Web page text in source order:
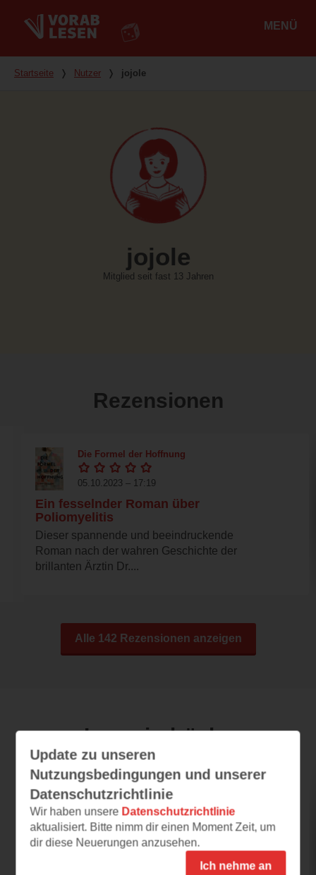
MENÜ
Du bist hier
Startseite ❭ Nutzer ❭ jojole
jojole
Mitglied seit fast 13 Jahren
Rezensionen
Die Formel der Hoffnung
05.10.2023 – 17:19
Ein fesselnder Roman über
Poliomyelitis
Dieser spannende und beeindruckende
Roman nach der wahren Geschichte der
brillanten Ärztin Dr....
Alle 142 Rezensionen anzeigen
Leseeindrücke
15 Entscheidungen, die dein Leben
verlängern
27.07.2026 – 16:49
Sehr interessante Tipps und
Update zu unseren
Nutzungsbedingungen und unserer
Datenschutzrichtlinie
Wir haben unsere Datenschutzrichtlinie
aktualisiert. Bitte nimm dir einen Moment Zeit, um
dir diese Neuerungen anzusehen.
Ich nehme an